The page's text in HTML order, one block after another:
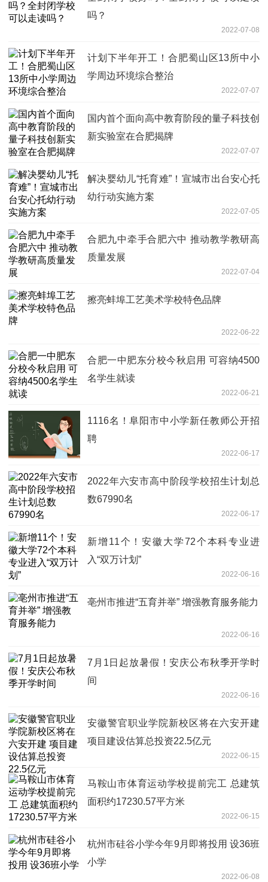
吗？
2022-07-08
计划下半年开工！合肥蜀山区13所中小
学周边环境综合整治
2022-07-07
国内首个面向高中教育阶段的量子科技创
新实验室在合肥揭牌
2022-07-07
解决婴幼儿“托育难”！宣城市出台安心托
幼行动实施方案
2022-07-05
合肥九中牵手合肥六中 推动教学教研高
质量发展
2022-07-04
擦亮蚌埠工艺美术学校特色品牌
2022-06-22
合肥一中肥东分校今秋启用 可容纳4500
名学生就读
2022-06-21
1116名！阜阳市中小学新任教师公开招
聘
2022-06-17
2022年六安市高中阶段学校招生计划总
数67990名
2022-06-17
新增11个！安徽大学72个本科专业进
入“双万计划”
2022-06-16
亳州市推进“五育并举” 增强教育服务能力
2022-06-16
7月1日起放暑假！安庆公布秋季开学时
间
2022-06-16
安徽警官职业学院新校区将在六安开建
项目建设估算总投资22.5亿元
2022-06-15
马鞍山市体育运动学校提前完工 总建筑
面积约17230.57平方米
2022-06-15
杭州市硅谷小学今年9月即将投用 设36班
小学
2022-06-08